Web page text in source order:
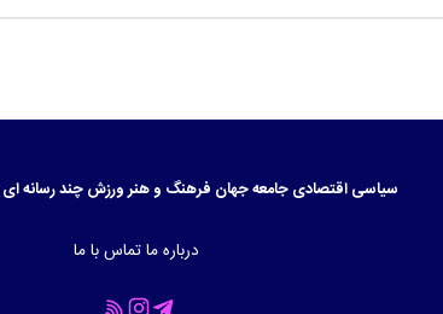
سیاسیاقتصادیجامعهجهان فرهنگ و هنرورزشچند رسانه ای
درباره ماتماس با ما